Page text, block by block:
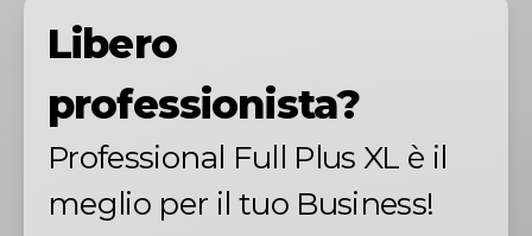
Libero
professionista?
Professional Full Plus XL è il
meglio per il tuo Business!